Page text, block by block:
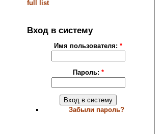
Вход в систему
Имя пользователя:*
Пароль: *
Забыли пароль?